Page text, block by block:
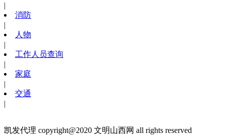
|
消防
|
人物
|
工作人员查询
|
家庭
|
交通
|
凯发代理 copyright@2020 文明山西网 all rights reserved